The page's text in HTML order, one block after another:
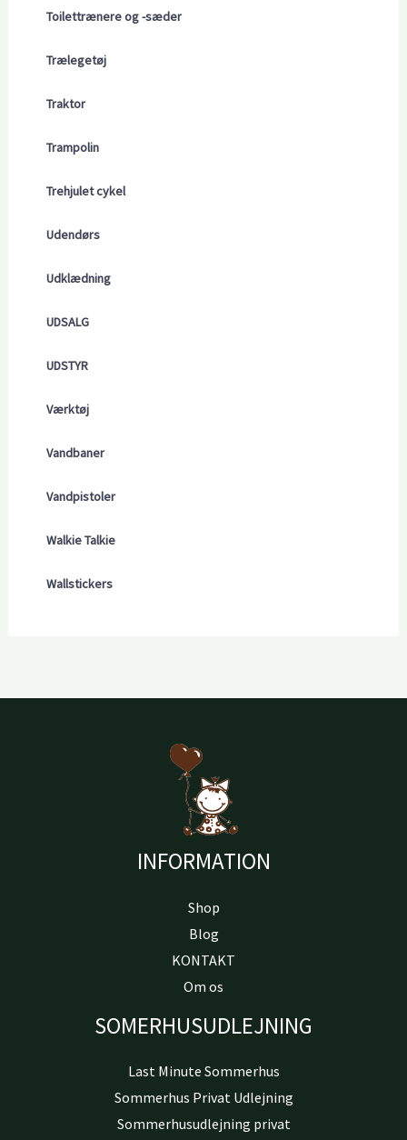
Toilettrænere og -sæder
Trælegetøj
Traktor
Trampolin
Trehjulet cykel
Udendørs
Udklædning
UDSALG
UDSTYR
Værktøj
Vandbaner
Vandpistoler
Walkie Talkie
Wallstickers
INFORMATION
Shop
Blog
KONTAKT
Om os
SOMERHUSUDLEJNING
Last Minute Sommerhus
Sommerhus Privat Udlejning
Sommerhusudlejning privat